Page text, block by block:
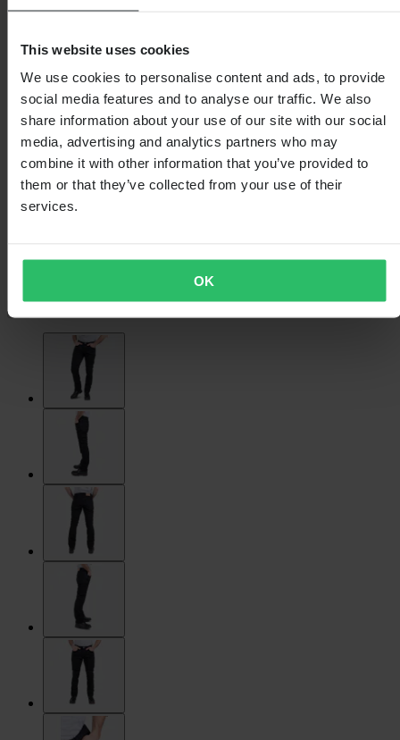
This website uses cookies
We use cookies to personalise content and ads, to provide
social media features and to analyse our traffic. We also
share information about your use of our site with our social
media, advertising and analytics partners who may
combine it with other information that you’ve provided to
them or that they’ve collected from your use of their
services.
OK